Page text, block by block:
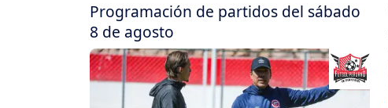
Programación de partidos del sábado
8 de agosto